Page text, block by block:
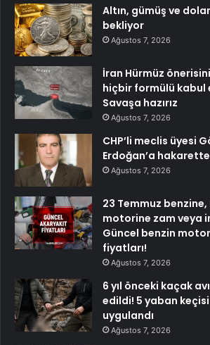
Altın, gümüş ve
bekliyor
Ağustos 7, 2026
İran Hürmüz
hiçbir formülü kabul
Savaşa hazırız
Ağustos 7, 2026
CHP’li meclis üyesi
Erdoğan’a
Ağustos 7, 2026
23 Temmuz
motorine zam veya
Güncel benzin
fiyatları!
Ağustos 7, 2026
6 yıl önceki kaçak
edildi! 5 yaban
uygulandı
Ağustos 7, 2026